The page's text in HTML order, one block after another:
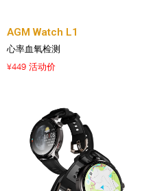
AGM Watch L1
心率血氧检测
¥449 活动价